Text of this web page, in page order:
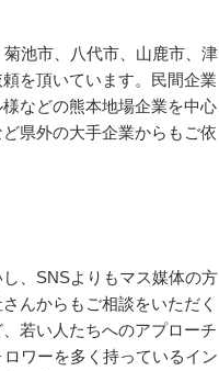
池市、八代市、山鹿市、津
を頂いています。民間企業
などの熊本地場企業を中心
県外の大手企業からもご依
、SNSよりもマス媒体の方
んからもご相談をいただく
若い人たちへのアプローチ
ワーを多く持っているイン